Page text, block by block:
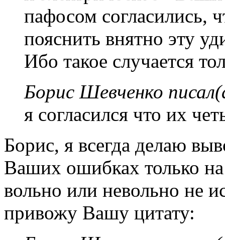
пафосом согласились,
пояснить внятно эту
Ибо такое случается
Борис Шевченко
я согласился что их
Борис, я всегда делаю
Ваших ошибках только
вольно или невольно не
привожу Вашу цитату: